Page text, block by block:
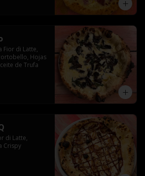
Fior di Latte,
Hojas
de Trufa
di Latte,
Crispy